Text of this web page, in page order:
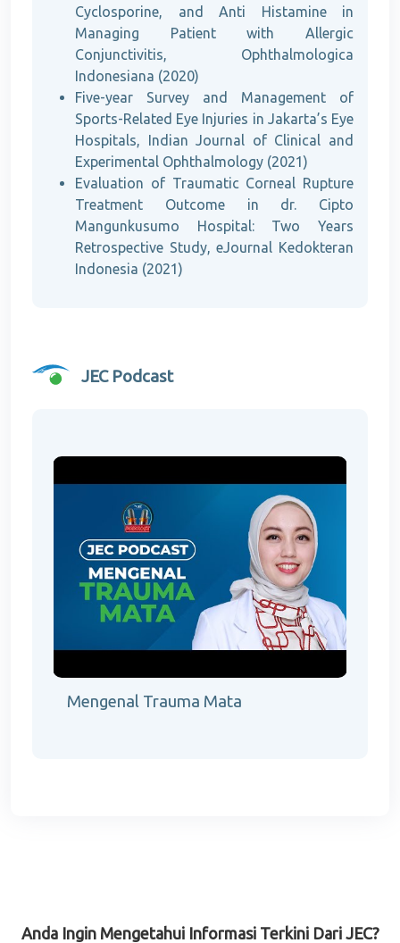
Cyclosporine, and Anti Histamine in
Managing Patient with Allergic
Conjunctivitis, Ophthalmologica
Indonesiana (2020)
Five-year Survey and Management of
Sports-Related Eye Injuries in Jakarta’s Eye
Hospitals, Indian Journal of Clinical and
Experimental Ophthalmology (2021)
Evaluation of Traumatic Corneal Rupture
Treatment Outcome in dr. Cipto
Mangunkusumo Hospital: Two Years
Retrospective Study, eJournal Kedokteran
Indonesia (2021)
JEC Podcast
Mengenal Trauma Mata
Anda Ingin Mengetahui Informasi Terkini Dari JEC?